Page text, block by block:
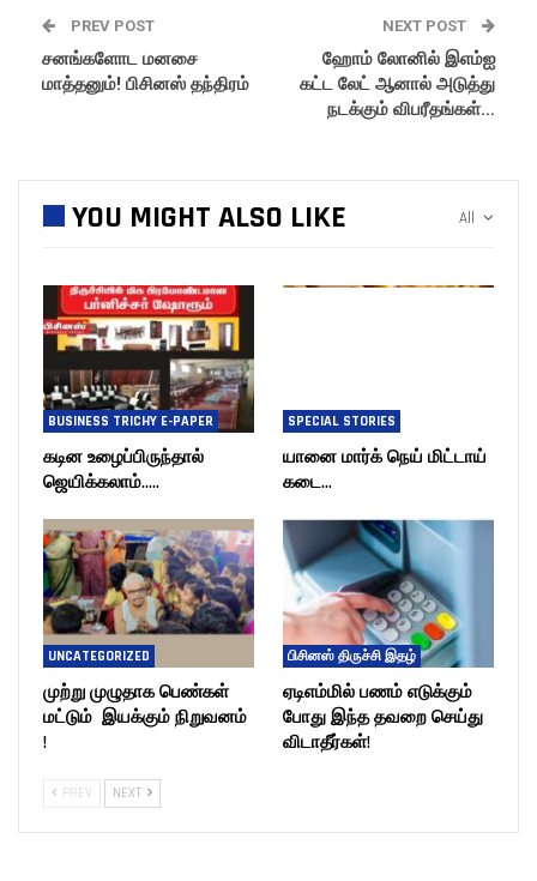
PREV POST
சனங்களோட மனசை
மாத்தனும்! பிசினஸ் தந்திரம்
NEXT POST
ஹோம் லோனில் இஎம்ஐ
கட்ட லேட் ஆனால் அடுத்து
நடக்கும் விபரீதங்கள்…
All
YOU MIGHT ALSO LIKE
BUSINESS TRICHY E-PAPER
கடின உழைப்பிருந்தால்
ஜெயிக்கலாம்…..
SPECIAL STORIES
யானை மார்க் நெய் மிட்டாய்
கடை…
UNCATEGORIZED
முற்று முழுதாக பெண்கள்
மட்டும் இயக்கும் நிறுவனம்
!
பிசினஸ் திருச்சி இதழ்
ஏடிஎம்மில் பணம் எடுக்கும்
போது இந்த தவறை செய்து
விடாதீர்கள்!
PREV NEXT